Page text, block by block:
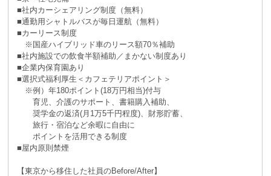
■社内カーシェアリング制度（無料）
■通勤用シャトルバスが毎日運航（無料）
■カーリース制度
※国産ハイブリッド車のリース額70％補助
■社内施設での飲食半額補助／まかない制度あり
■企業内保育園あり
■選択式福利厚生＜カフェテリアポイント＞
※例）年180ポイント(18万円相当)付与
育児、介護のサポート、書籍購入補助、
奨学金の返済(月1万5千円程度)、財形貯蓄、
旅行・宿泊など余暇に自由に
ポイントを活用できる制度
■屋内原則禁煙
【東京から移住した社員のBefore/After】